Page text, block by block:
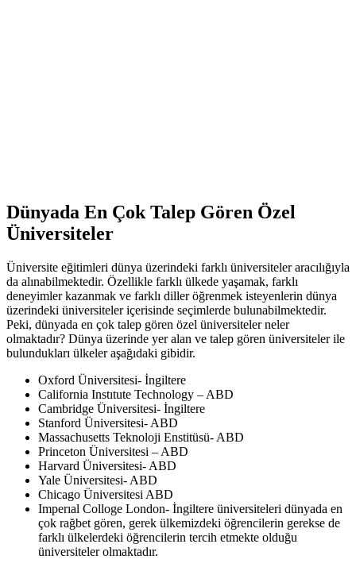
Dünyada En Çok Talep Gören Özel
Üniversiteler
Üniversite eğitimleri dünya üzerindeki farklı üniversiteler aracılığıyla
da alınabilmektedir. Özellikle farklı ülkede yaşamak, farklı
deneyimler kazanmak ve farklı diller öğrenmek isteyenlerin dünya
üzerindeki üniversiteler içerisinde seçimlerde bulunabilmektedir.
Peki, dünyada en çok talep gören özel üniversiteler neler
olmaktadır? Dünya üzerinde yer alan ve talep gören üniversiteler ile
bulundukları ülkeler aşağıdaki gibidir.
Oxford Üniversitesi- İngiltere
California Instıtute Technology – ABD
Cambridge Üniversitesi- İngiltere
Stanford Üniversitesi- ABD
Massachusetts Teknoloji Enstitüsü- ABD
Princeton Üniversitesi – ABD
Harvard Üniversitesi- ABD
Yale Üniversitesi- ABD
Chicago Üniversitesi ABD
Imperıal Colloge London- İngiltere üniversiteleri dünyada en
çok rağbet gören, gerek ülkemizdeki öğrencilerin gerekse de
farklı ülkelerdeki öğrencilerin tercih etmekte olduğu
üniversiteler olmaktadır.